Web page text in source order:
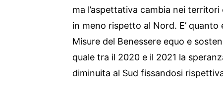
ma l’aspettativa cambia nei
in meno rispetto al Nord. E’
Misure del Benessere equo e
quale tra il 2020 e il 2021 la
diminuita al Sud fissandosi